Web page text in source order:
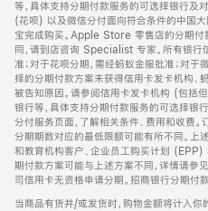
等，具体支持分期付款服务的可选择银行及
(花呗) 以及微信分付面向符合条件的中国
宝完成购买。Apple Store 零售店的分期
同，请到店咨询 Specialist 专家。所有银
准；对于花呗分期，需经蚂蚁金服批准；对
择的分期付款方案未获得信用卡发卡机构、
被告知原因。请参阅信用卡发卡机构 (包括
银行等，具体支持分期付款服务的可选择银
分付服务页面，了解相关条件、费用和收费
分期期数对应的最低限额可能有所不同。上
和教育机构客户、企业员工购买计划
期付款方案可能与上述方案不同，详情请参
司信用卡无资格申请分期。招商银行分期
当商品有货并/或发货时，购物金额将计入你